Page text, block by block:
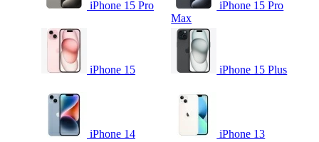
iPhone 15 Pro
iPhone 15 Pro
Max
iPhone 15 iPhone 15 Plus
iPhone 14 iPhone 13